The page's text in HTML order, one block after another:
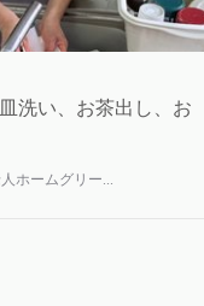
洗い、お茶出し、お
ホームグリー...